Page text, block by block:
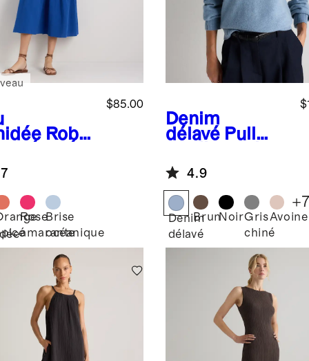
Robe
100 %
$85.00
Rose
amarante
Brise
océanique
Denim
délavé Pull
né en
cachemire de
Mongolie à col
rond
4.9
Denim
délavé
BrunNoirGris
chiné
Avoine
+